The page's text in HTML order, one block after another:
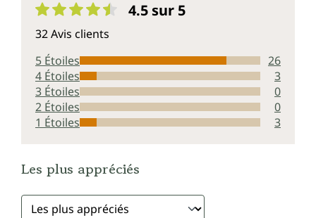
4.5 sur 5
32 Avis clients
5 Étoiles
26
4 Étoiles
3
3 Étoiles
0
2 Étoiles
0
1 Étoiles
3
Les plus appréciés